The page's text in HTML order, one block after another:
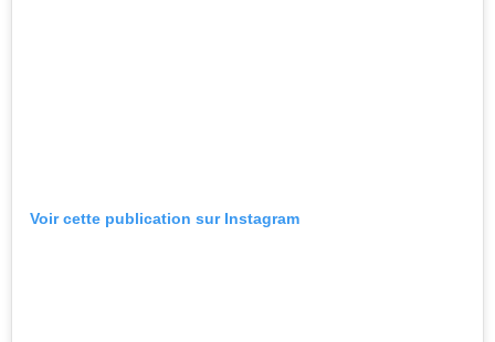
Voir cette publication sur Instagram